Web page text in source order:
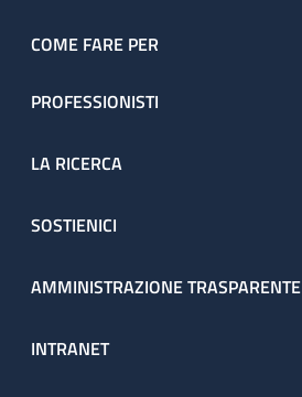
COME FARE PER
PROFESSIONISTI
LA RICERCA
SOSTIENICI
AMMINISTRAZIONE TRASPARENTE
INTRANET